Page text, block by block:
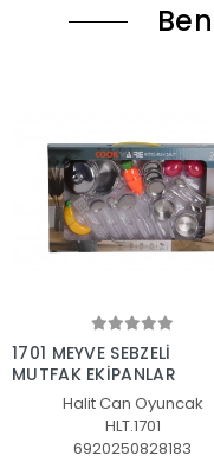
Sepete Ekle
1701 MEYVE SEBZELİ
MUTFAK EKİPANLAR
Halit Can Oyuncak
HLT.1701
6920250828183